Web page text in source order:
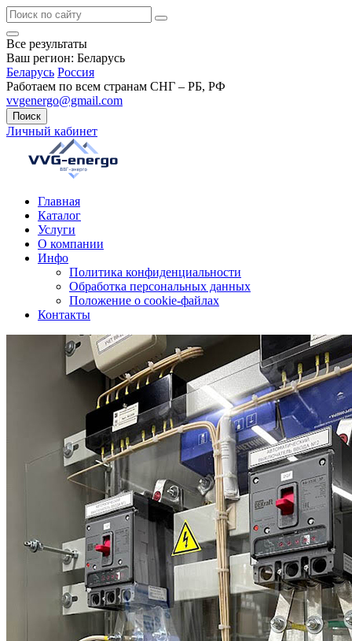
Все результаты
Ваш регион: Беларусь
Беларусь Россия
Работаем по всем странам СНГ – РБ, РФ
vvgenergo@gmail.com
Поиск
Личный кабинет
Главная
Каталог
Услуги
О компании
Инфо
Политика конфиденциальности
Обработка персональных данных
Положение о cookie-файлах
Контакты